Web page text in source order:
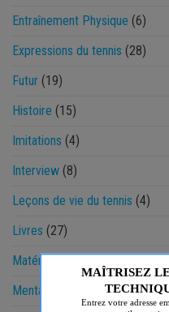
Entraînement Physique (6)
Expressions du tennis (28)
Futur (19)
Histoire (15)
Imitations (4)
Interview (8)
Leçons de vie du tennis (4)
Livres (27)
Matériel(16)
Mental